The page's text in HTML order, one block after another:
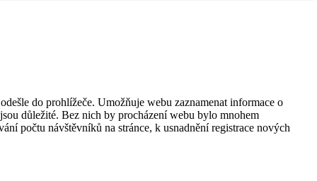
do prohlížeče. Umožňuje webu zaznamenat informace o
důležité. Bez nich by procházení webu bylo mnohem
počtu návštěvníků na stránce, k usnadnění registrace nových